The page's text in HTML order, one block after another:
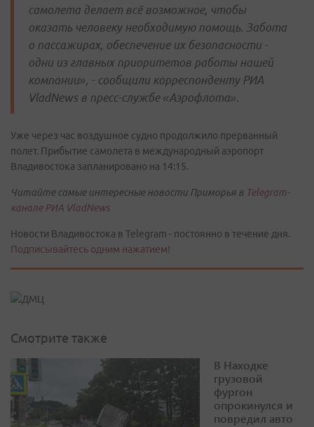
самолета делает всё возможное, чтобы
оказать человеку необходимую помощь. Забота
о пассажирах, обеспечение их безопасности -
одни из главных приоритетов работы нашей
компании», - сообщили корреспонденту РИА
VladNews в пресс-службе «Аэрофлота».
Уже через час воздушное судно продолжило прерванный
полет. Прибытие самолета в международный аэропорт
Владивостока запланировано на 14:15.
Читайте самые интересные новости Приморья в Telegram-
канале РИА VladNews
Новости Владивостока в Telegram - постоянно в течение дня.
Подписывайтесь одним нажатием!
Смотрите также
В Находке
грузовой
фургон
опрокинулся и
повредил авто